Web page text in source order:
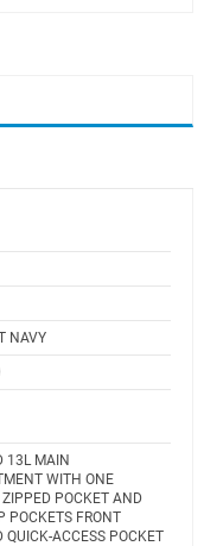
NAVY
13L MAIN
WITH ONE
ZIPPED POCKET AND
POCKETS FRONT
QUICK-ACCESS POCKET